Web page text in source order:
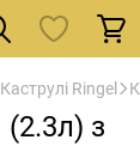
Каструлі Ringel
з